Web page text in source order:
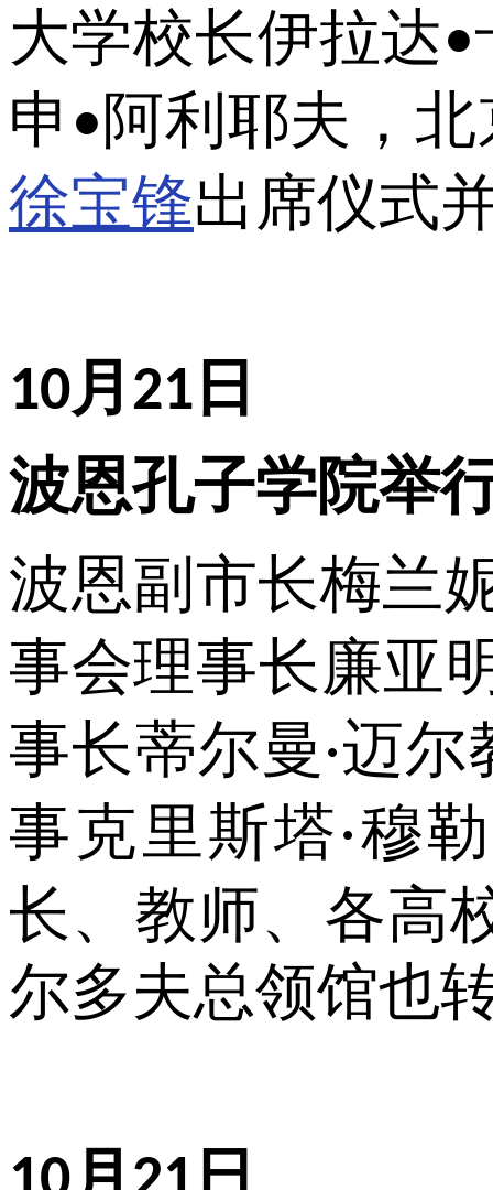
大学校长伊拉达•
申 •阿利耶夫，
徐宝锋出席仪式
10月 21 日
波恩孔子学院举
波恩副市长梅兰
事会理事长廉亚
事长蒂尔曼·迈尔
事克里斯塔·穆
长、教师、各高
尔多夫总领馆也
月 日